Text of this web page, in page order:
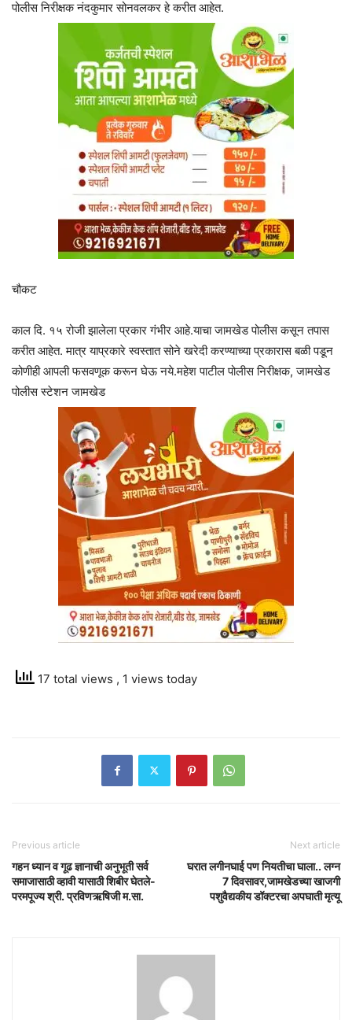
पोलीस निरीक्षक नंदकुमार सोनवलकर हे करीत आहेत.
चौकट
काल दि. १५ रोजी झालेला प्रकार गंभीर आहे.याचा जामखेड पोलीस कसून तपास
करीत आहेत. मात्र याप्रकारे स्वस्तात सोने खरेदी करण्याच्या प्रकारास बळी पडून
कोणीही आपली फसवणूक करून घेऊ नये.महेश पाटील पोलीस निरीक्षक, जामखेड
पोलीस स्टेशन जामखेड
17 total views , 1 views today
Previous article
गहन ध्यान व गूढ ज्ञानाची अनुभूती सर्व
समाजासाठी व्हावी यासाठी शिबीर घेतले-
परमपूज्य श्री. प्रविणऋषिजी म.सा.
Next article
घरात लगीनघाई पण नियतीचा घाला.. लग्न
7 दिवसावर,जामखेडच्या खाजगी
पशुवैद्यकीय डॉक्टरचा अपघाती मृत्यू